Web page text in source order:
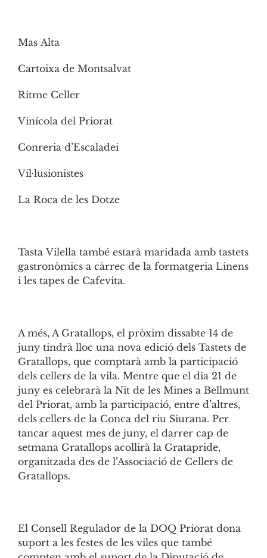
Mas Alta
Cartoixa de Montsalvat
Ritme Celler
Vinícola del Priorat
Conreria d’Escaladei
Vil·lusionistes
La Roca de les Dotze
Tasta Vilella també estarà maridada amb tastets
gastronòmics a càrrec de la formatgeria Linens
i les tapes de Cafevita.
A més, A Gratallops, el pròxim dissabte 14 de
juny tindrà lloc una nova edició dels Tastets de
Gratallops, que comptarà amb la participació
dels cellers de la vila. Mentre que el dia 21 de
juny es celebrarà la Nit de les Mines a Bellmunt
del Priorat, amb la participació, entre d’altres,
dels cellers de la Conca del riu Siurana. Per
tancar aquest mes de juny, el darrer cap de
setmana Gratallops acollirà la Gratapride,
organitzada des de l’Associació de Cellers de
Gratallops.
El Consell Regulador de la DOQ Priorat dona
suport a les festes de les viles que també